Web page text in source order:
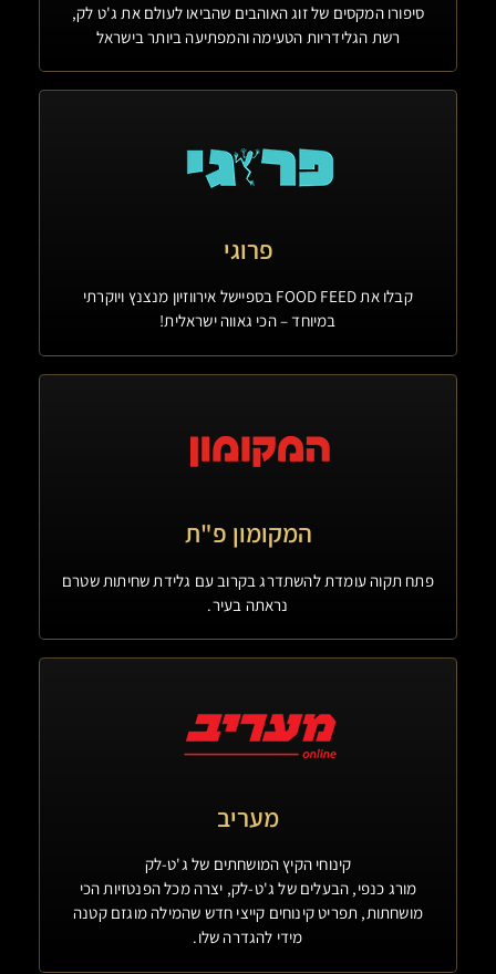
סיפורו המקסים של זוג האוהבים שהביאו לעולם את ג'ט לק,
רשת הגלידריות הטעימה והמפתיעה ביותר בישראל
פרוגי
קבלו את FOOD FEED בספיישל אירווזיון מנצנץ ויוקרתי
במיוחד – הכי גאווה ישראלית!
המקומון פ"ת
פתח תקוה עומדת להשתדרג בקרוב עם גלידת שחיתות שטרם
נראתה בעיר.
מעריב
קינוחי הקיץ המושחתים של ג'ט-לק
מורג כנפי, הבעלים של ג'ט-לק, יצרה מכל הפנטזיות הכי
מושחתות, תפריט קינוחים קייצי חדש שהמילה מוגזם קטנה
מידי להגדרה שלו.